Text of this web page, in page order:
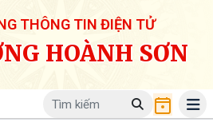
THÔNG TIN ĐIỆN TỬ
HOÀNH SƠN